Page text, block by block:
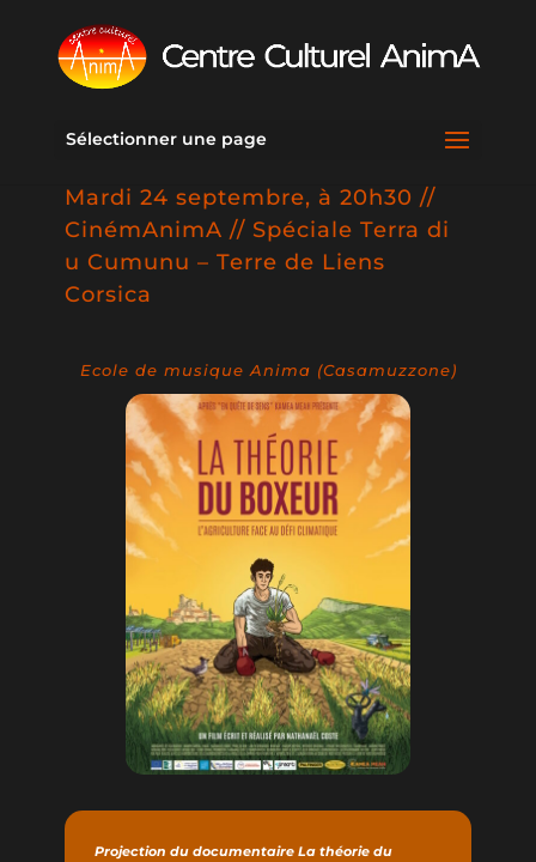
Sélectionner une page
Mardi 24 septembre, à 20h30 //
CinémAnimA // Spéciale Terra di
u Cumunu – Terre de Liens
Corsica
Ecole de musique Anima (Casamuzzone)
Projection du documentaire La théorie du